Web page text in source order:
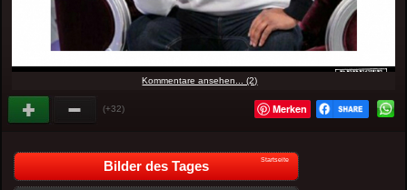
Kommentare ansehen... (2)
(+32) Merken
Bilder des Tages Startseite